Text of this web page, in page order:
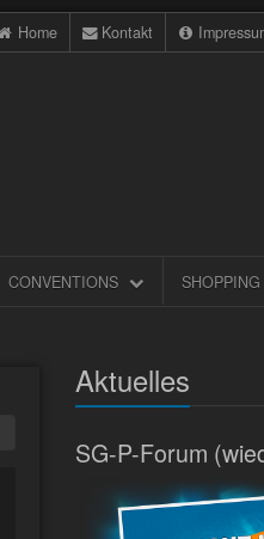
Home Kontakt
CONVENTIONS SHOPPING
Aktuelles
SG-P-Forum